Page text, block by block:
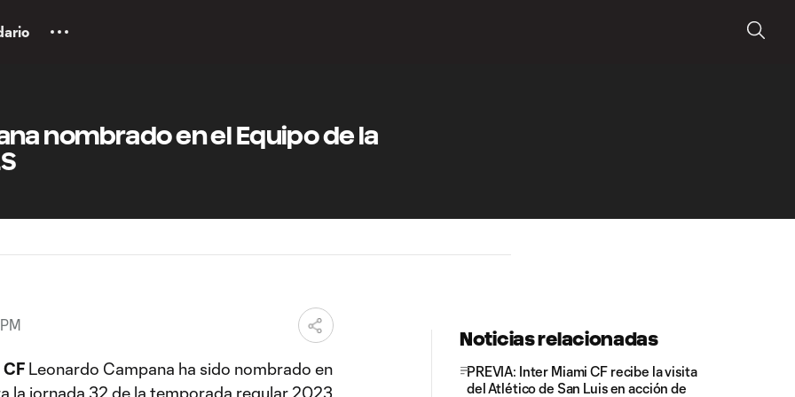
nombrado en el Equipo de la
Leonardo Campana ha sido nombrado en
la jornada 32 de la temporada regular 2023
Noticias relacionadas
PREVIA: Inter Miami CF recibe la visita
del Atlético de San Luis en acción de